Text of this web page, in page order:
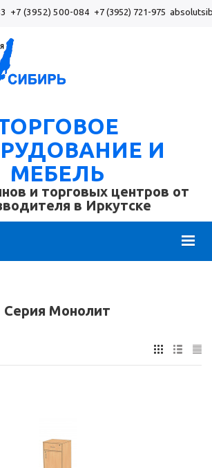
+7 (3952) 500-084 +7 (3952) 721-975
И
МЕБЕЛЬ
и торговых центров от
в Иркутске
Серия Монолит